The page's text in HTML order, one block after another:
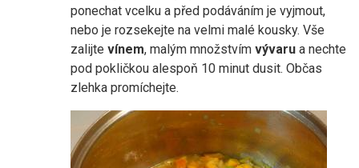
ponechat vcelku a před podáváním je vyjmout,
nebo je rozsekejte na velmi malé kousky. Vše
zalijte vínem, malým množstvím vývaru a nechte
pod pokličkou alespoň 10 minut dusit. Občas
zlehka promíchejte.